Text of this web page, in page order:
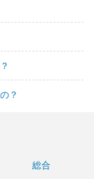
？
総合